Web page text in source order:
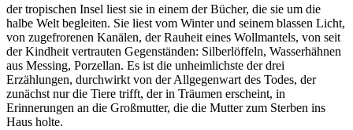
der tropischen Insel liest sie in einem der Bücher, die sie um die
halbe Welt begleiten. Sie liest vom Winter und seinem blassen Licht,
von zugefrorenen Kanälen, der Rauheit eines Wollmantels, von seit
der Kindheit vertrauten Gegenständen: Silberlöffeln, Wasserhähnen
aus Messing, Porzellan. Es ist die unheimlichste der drei
Erzählungen, durchwirkt von der Allgegenwart des Todes, der
zunächst nur die Tiere trifft, der in Träumen erscheint, in
Erinnerungen an die Großmutter, die die Mutter zum Sterben ins
Haus holte.